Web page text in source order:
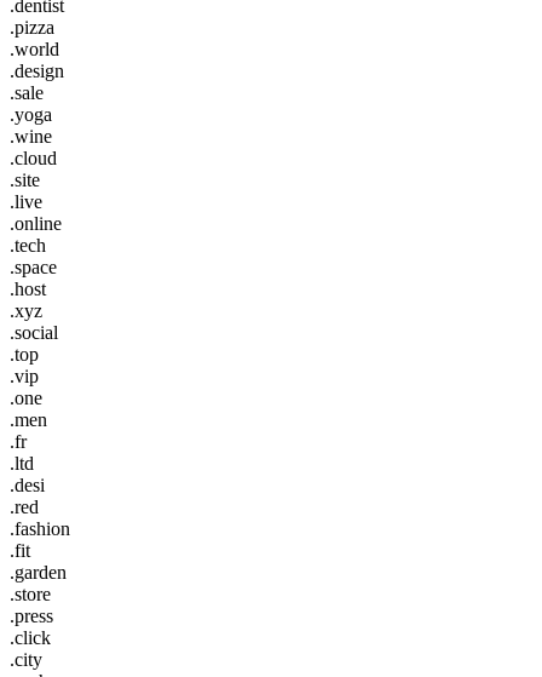
.dentist
.pizza
.world
.design
.sale
.yoga
.wine
.cloud
.site
.live
.online
.tech
.space
.host
.xyz
.social
.top
.vip
.one
.men
.fr
.ltd
.desi
.red
.fashion
.fit
.garden
.store
.press
.click
.city